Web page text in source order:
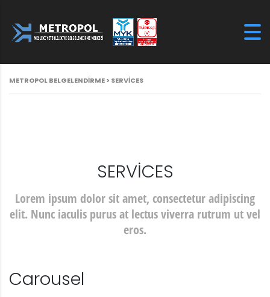
METROPOL BELGELENDIRME> SERVICES
SERVICES
Lorem ipsum dolor sit amet, consectetur adipiscing
elit. Nunc iaculis purus at lectus viverra rutrum ut vel
eros.
Carousel